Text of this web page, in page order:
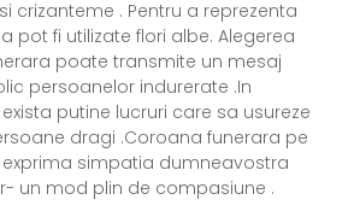
crizanteme . Pentru a reprezenta
pot fi utilizate flori albe. Alegerea
poate transmite un mesaj
persoanelor indurerate .In
putine lucruri care sa usureze
dragi .Coroana funerara pe
simpatia dumneavostra
un mod plin de compasiune .